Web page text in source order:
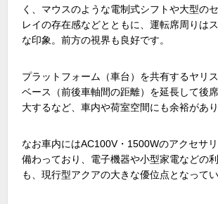
く、マウスのような電制式シフトや大型の
レイの存在感などとともに、運転席周りは
な印象。前方の視界も良好です。
プラットフォーム（車台）を共有するヤリ
ベース（前後車軸間の距離）を延長して後
大するなど、車内や荷室空間にも余裕があり
なお車内にはAC100V・ 1500Wのアクセサ
備わっており、電子機器や小型家電などの
も、現行型アクアの大きな優位点となってい